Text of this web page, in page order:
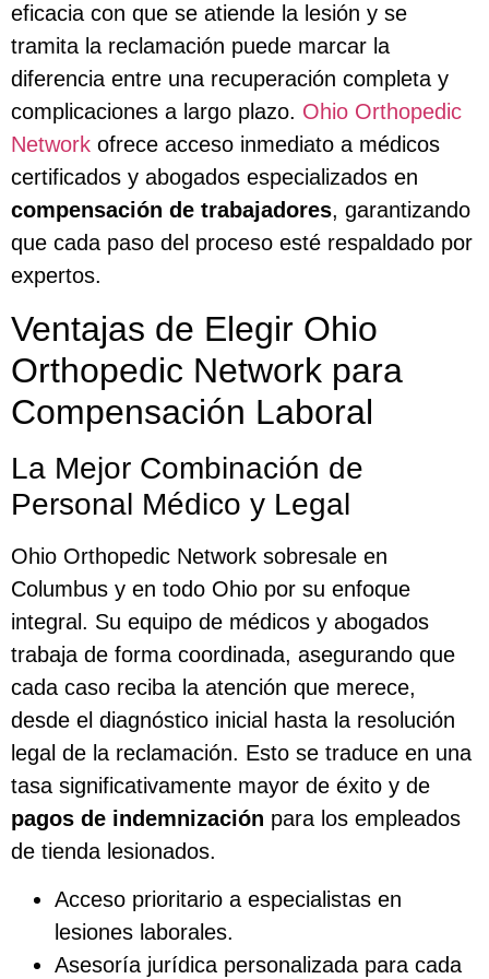
eficacia con que se atiende la lesión y se
tramita la reclamación puede marcar la
diferencia entre una recuperación completa y
complicaciones a largo plazo. Ohio Orthopedic
Network ofrece acceso inmediato a médicos
certificados y abogados especializados en
compensación de trabajadores, garantizando
que cada paso del proceso esté respaldado por
expertos.
Ventajas de Elegir Ohio
Orthopedic Network para
Compensación Laboral
La Mejor Combinación de
Personal Médico y Legal
Ohio Orthopedic Network sobresale en
Columbus y en todo Ohio por su enfoque
integral. Su equipo de médicos y abogados
trabaja de forma coordinada, asegurando que
cada caso reciba la atención que merece,
desde el diagnóstico inicial hasta la resolución
legal de la reclamación. Esto se traduce en una
tasa significativamente mayor de éxito y de
pagos de indemnización para los empleados
de tienda lesionados.
Acceso prioritario a especialistas en
lesiones laborales.
Asesoría jurídica personalizada para cada